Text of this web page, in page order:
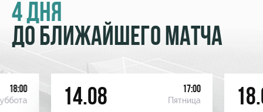
4 ДНЯ
ДО БЛИЖАЙШЕГО МАТЧА
18:00 14.08 17:00
Пятница